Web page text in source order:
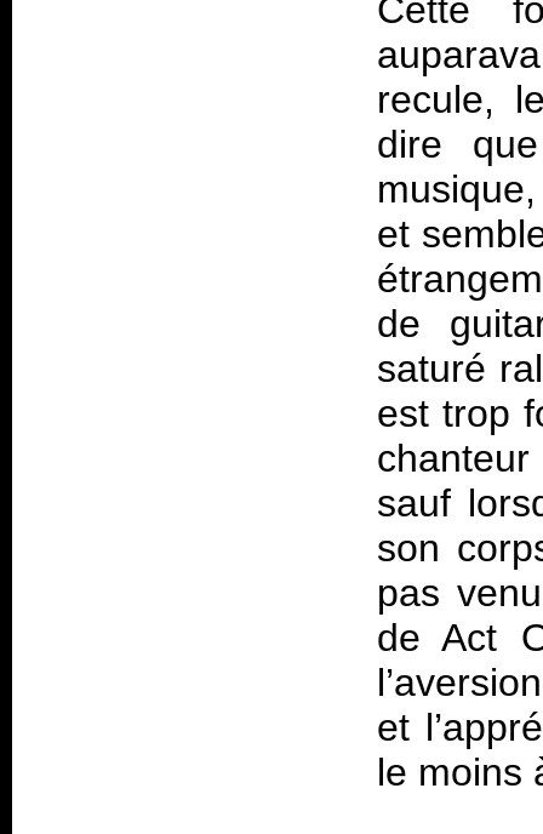
Cette
recule,
dire
et
de
saturé
est trop
sauf
son
pas
de Act
et